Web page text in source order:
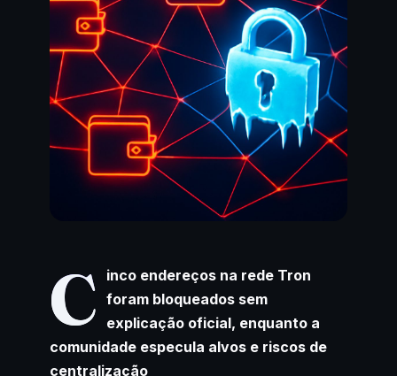
C
inco endereços na rede Tron
foram bloqueados sem
explicação oficial, enquanto a
comunidade especula alvos e riscos de
centralização